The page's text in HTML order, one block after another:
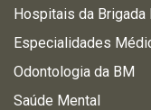
Hospitais da Brigada
Especialidades
Odontologia da BM
Saúde Mental